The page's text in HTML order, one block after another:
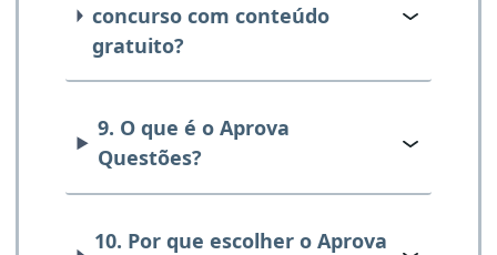
concurso com conteúdo
gratuito?
9. O que é o Aprova
Questões?
10. Por que escolher o Aprova